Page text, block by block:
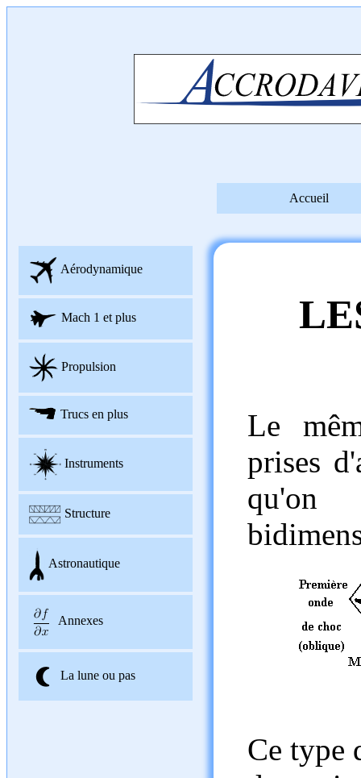
Accueil
Aérodynamique
Mach 1 et plus
Propulsion
Trucs en plus
Instruments
Structure
Astronautique
Annexes
La lune ou pas
Le
prises
qu'on
Ce type